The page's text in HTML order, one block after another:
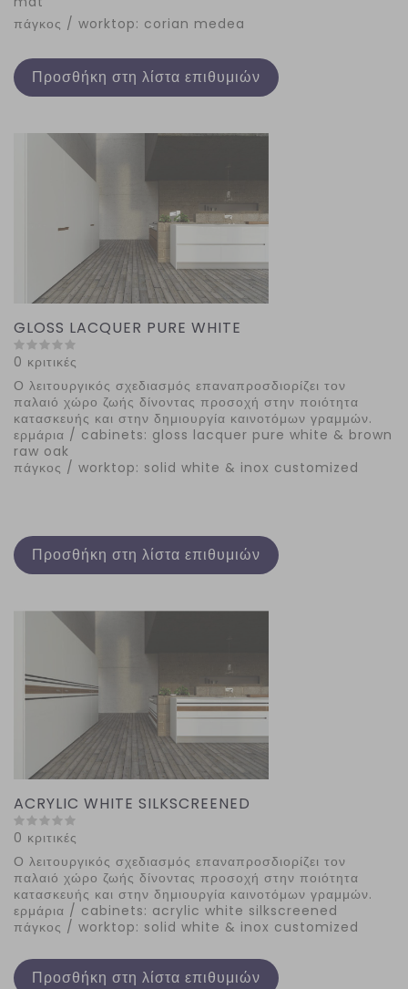
πάγκος / worktop: corian medea
Προσθήκη στη λίστα επιθυμιών
GLOSS LACQUER PURE WHITE
0 κριτικές
Ο λειτουργικός σχεδιασμός επαναπροσδιορίζει τον
παλαιό χώρο ζωής δίνοντας προσοχή στην ποιότητα
κατασκευής και στην δημιουργία καινοτόμων γραμμών.
ερμάρια / cabinets: gloss lacquer pure white & brown
raw oak
πάγκος / worktop: solid white & inox customized
Προσθήκη στη λίστα επιθυμιών
ACRYLIC WHITE SILKSCREENED
0 κριτικές
Ο λειτουργικός σχεδιασμός επαναπροσδιορίζει τον
παλαιό χώρο ζωής δίνοντας προσοχή στην ποιότητα
κατασκευής και στην δημιουργία καινοτόμων γραμμών.
ερμάρια / cabinets: acrylic white silkscreened
πάγκος / worktop: solid white & inox customized
Προσθήκη στη λίστα επιθυμιών